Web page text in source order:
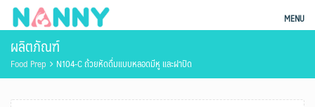
Skip
content
ผลิตภัณฑ์แม่และเด็ก Nanny MENU
ผลิตภัณฑ์
Food Prep N104-C ถ้วยหัดดื่มแบบหลอดมีหู และฝาปิด